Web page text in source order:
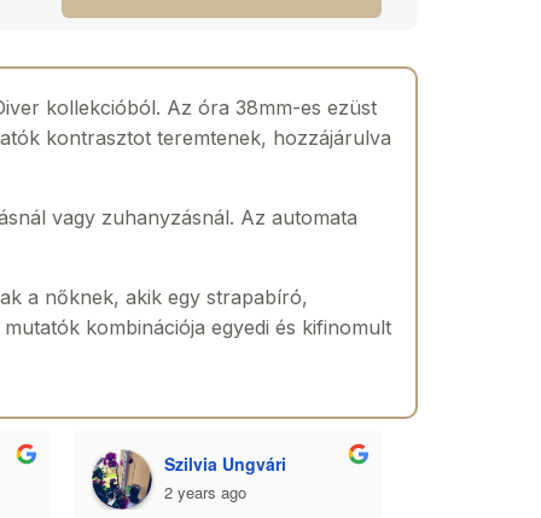
kollekcióból. Az óra 38mm-es ezüst
kontrasztot teremtenek, hozzájárulva
vagy zuhanyzásnál. Az automata
a nőknek, akik egy strapabíró,
kombinációja egyedi és kifinomult
Szilvia Ungvári
2 years ago